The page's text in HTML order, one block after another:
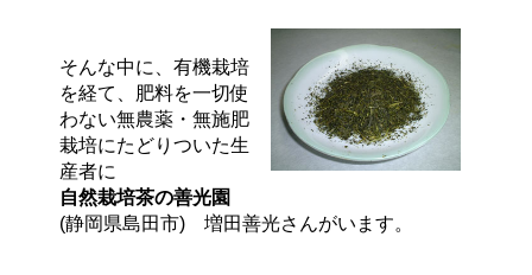
そんな中に、有機栽培
を経て、肥料を一切使
わない無農薬・無施肥
栽培にたどりついた生
産者に
自然栽培茶の善光園
(静岡県島田市) 増田善光さんがいます。